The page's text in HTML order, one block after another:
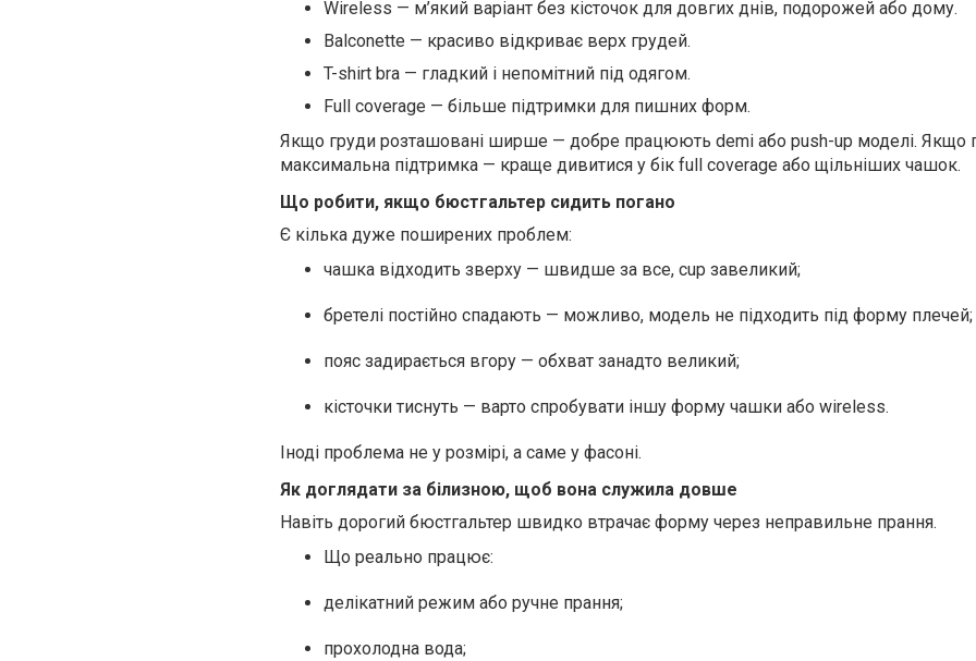
Wireless — м’який варіант без кісточок для довгих днів, подорожей або дому.
Balconette — красиво відкриває верх грудей.
T-shirt bra — гладкий і непомітний під одягом.
Full coverage — більше підтримки для пишних форм.
Якщо груди розташовані ширше — добре працюють demi або push-up моделі. Якщо
максимальна підтримка — краще дивитися у бік full coverage або щільніших чашок.
Що робити, якщо бюстгальтер сидить погано
Є кілька дуже поширених проблем:
чашка відходить зверху — швидше за все, cup завеликий;
бретелі постійно спадають — можливо, модель не підходить під форму плечей;
пояс задирається вгору — обхват занадто великий;
кісточки тиснуть — варто спробувати іншу форму чашки або wireless.
Іноді проблема не у розмірі, а саме у фасоні.
Як доглядати за білизною, щоб вона служила довше
Навіть дорогий бюстгальтер швидко втрачає форму через неправильне прання.
Що реально працює:
делікатний режим або ручне прання;
прохолодна вода;